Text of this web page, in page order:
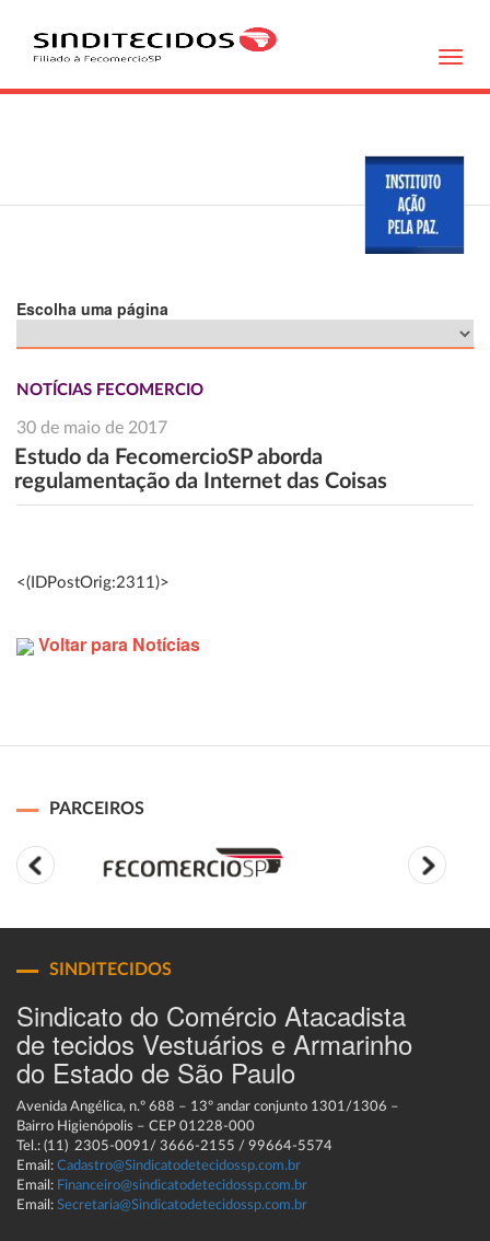
Escolha uma página
NOTÍCIAS FECOMERCIO
30 de maio de 2017
Estudo da FecomercioSP aborda
regulamentação da Internet das Coisas
<(IDPostOrig:2311)>
Voltar para Notícias
PARCEIROS
SINDITECIDOS
Sindicato do Comércio Atacadista
de tecidos Vestuários e Armarinho
do Estado de São Paulo
Avenida Angélica, n.º 688 – 13º andar conjunto 1301/1306 –
Bairro Higienópolis – CEP 01228-000
Tel.: (11) 2305-0091/ 3666-2155 / 99664-5574
Email: Cadastro@Sindicatodetecidossp.com.br
Email: Financeiro@sindicatodetecidossp.com.br
Email: Secretaria@Sindicatodetecidossp.com.br